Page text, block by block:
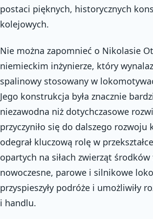
postaci pięknych, historycznych
kolejowych.
Nie można zapomnieć o Nikolasie
niemieckim inżynierze, który
spalinowy stosowany w
Jego konstrukcja była znacznie
niezawodna niż dotychczasowe
przyczyniło się do dalszego rozwoju
odegrał kluczową rolę w
opartych na siłach zwierząt
nowoczesne, parowe i silnikowe
przyspieszyły podróże i umożliwiły
i handlu.